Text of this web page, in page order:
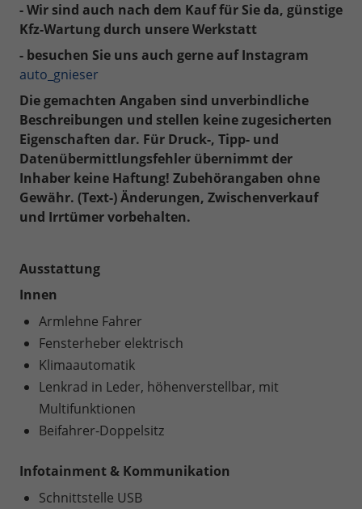
- Wir sind auch nach dem Kauf für Sie da, günstige
Kfz-Wartung durch unsere Werkstatt
- besuchen Sie uns auch gerne auf Instagram
auto_gnieser
Die gemachten Angaben sind unverbindliche
Beschreibungen und stellen keine zugesicherten
Eigenschaften dar. Für Druck-, Tipp- und
Datenübermittlungsfehler übernimmt der
Inhaber keine Haftung! Zubehörangaben ohne
Gewähr. (Text-) Änderungen, Zwischenverkauf
und Irrtümer vorbehalten.
Ausstattung
Innen
Armlehne Fahrer
Fensterheber elektrisch
Klimaautomatik
Lenkrad in Leder, höhenverstellbar, mit
Multifunktionen
Beifahrer-Doppelsitz
Infotainment & Kommunikation
Schnittstelle USB